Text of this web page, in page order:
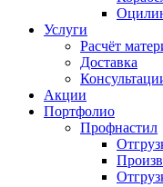
Услуги
Расчёт
Доставка
Акции
Портфолио
Профнастил